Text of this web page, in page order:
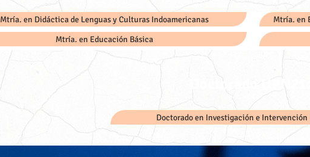
Mtría. en Didáctica de Lenguas y Culturas Indoamericanas
Mtría. en Educación Básica
Mtría. en
Doctorado en Investigación e Intervención